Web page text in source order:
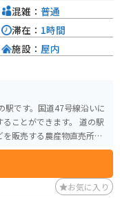
駅です。国道47号線沿いに
ができます。 道の駅
販売する農産物直売所
わ豚」を使った料理が楽
最上峡や羽根沢温泉など、
グの拠点としても最適で
混雑： 普通
滞在： 1時間
施設： 屋内
お気に入り